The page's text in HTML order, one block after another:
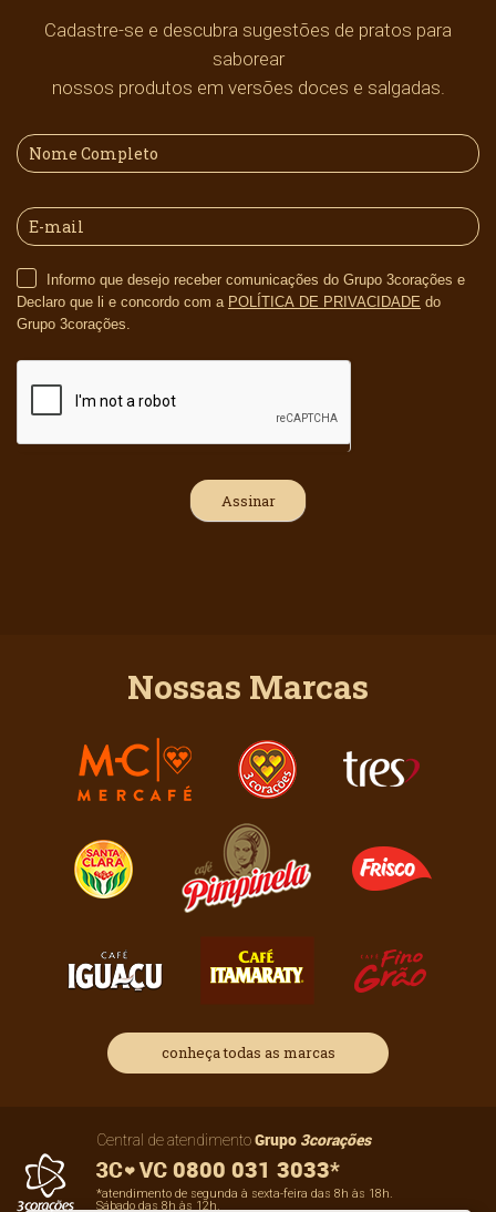
Cadastre-se e descubra sugestões de pratos para
saborear
nossos produtos em versões doces e salgadas.
Declaro que li e concordo com a POLÍTICA DE PRIVACIDADE do
Grupo 3corações.
Nossas Marcas
conheça todas as marcas
Central de atendimentoGrupo 3corações
0800 031 3033*
*atendimento de segunda à sexta-feira das 8h às 18h.
Sábado das 8h às 12h.